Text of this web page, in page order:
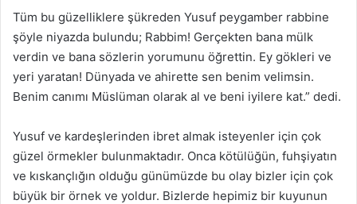
Tüm bu güzelliklere şükreden Yusuf peygamber rabbine
şöyle niyazda bulundu; Rabbim! Gerçekten bana mülk
verdin ve bana sözlerin yorumunu öğrettin. Ey gökleri ve
yeri yaratan! Dünyada ve ahirette sen benim velimsin.
Benim canımı Müslüman olarak al ve beni iyilere kat.” dedi.
Yusuf ve kardeşlerinden ibret almak isteyenler için çok
güzel örmekler bulunmaktadır. Onca kötülüğün, fuhşiyatın
ve kıskançlığın olduğu günümüzde bu olay bizler için çok
büyük bir örnek ve yoldur. Bizlerde hepimiz bir kuyunun